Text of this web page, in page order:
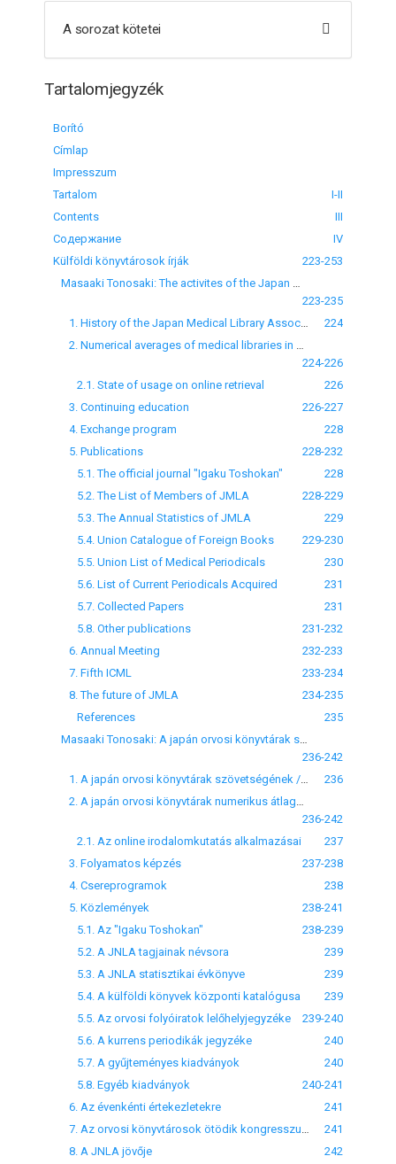
A sorozat kötetei
Tartalomjegyzék
Borító
Címlap
Impresszum
Tartalom
I-II
Contents
III
Содержание
IV
Külföldi könyvtárosok írják
223-253
223-235
224
224-226
2.1. State of usage on online retrieval
226
3. Continuing education
226-227
4. Exchange program
228
5. Publications
228-232
5.1. The official journal "Igaku Toshokan"
228
5.2. The List of Members of JMLA
228-229
5.3. The Annual Statistics of JMLA
229
5.4. Union Catalogue of Foreign Books
229-230
5.5. Union List of Medical Periodicals
230
5.6. List of Current Periodicals Acquired
231
5.7. Collected Papers
231
5.8. Other publications
231-232
6. Annual Meeting
232-233
7. Fifth ICML
233-234
8. The future of JMLA
234-235
References
235
236-242
236
236-242
2.1. Az online irodalomkutatás alkalmazásai
237
3. Folyamatos képzés
237-238
4. Csereprogramok
238
5. Közlemények
238-241
5.1. Az "Igaku Toshokan"
238-239
5.2. A JNLA tagjainak névsora
239
5.3. A JNLA statisztikai évkönyve
239
5.4. A külföldi könyvek központi katalógusa
239
5.5. Az orvosi folyóiratok lelőhelyjegyzéke
239-240
5.6. A kurrens periodikák jegyzéke
240
5.7. A gyűjteményes kiadványok
240
5.8. Egyéb kiadványok
240-241
6. Az évenkénti értekezletekre
241
241
8. A JNLA jövője
242